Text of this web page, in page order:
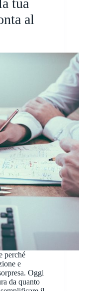
tua
al
perché
e
Oggi
da quanto